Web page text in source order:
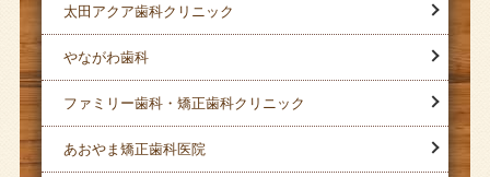
太田アクア歯科クリニック
やながわ歯科
ファミリー歯科・矯正歯科クリニック
あおやま矯正歯科医院